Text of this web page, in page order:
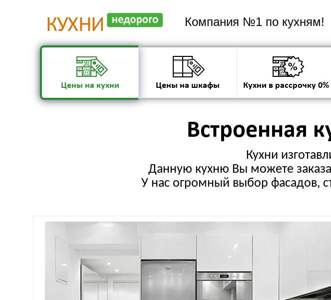
Компания №1 по кухням!
Цены на кухни Цены на шкафы Кухни в рассрочку 0%
Встроенная
Кухни
Данную кухню Вы можете
У нас огромный выбор фасадов,